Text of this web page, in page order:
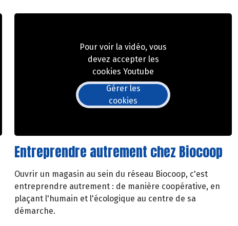
Pour voir la vidéo, vous
devez accepter les
cookies Youtube
Gérer les
cookies
Entreprendre autrement chez Biocoop
Ouvrir un magasin au sein du réseau Biocoop, c'est
entreprendre autrement : de manière coopérative, en
plaçant l'humain et l'écologique au centre de sa
démarche.